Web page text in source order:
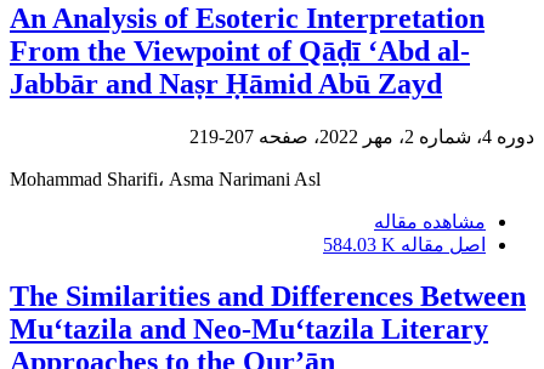
An Analysis of Esoteric Interpretation
From the Viewpoint of Qāḍī ‘Abd al-
Jabbār and Naṣr Ḥāmid Abū Zayd
دوره 4، شماره 2، مهر 2022، صفحه 207-219
Mohammad Sharifi، Asma Narimani Asl
مشاهده مقاله
اصل مقاله 584.03 K
The Similarities and Differences Between
Mu‘tazila and Neo-Mu‘tazila Literary
Approaches to the Qur’ān